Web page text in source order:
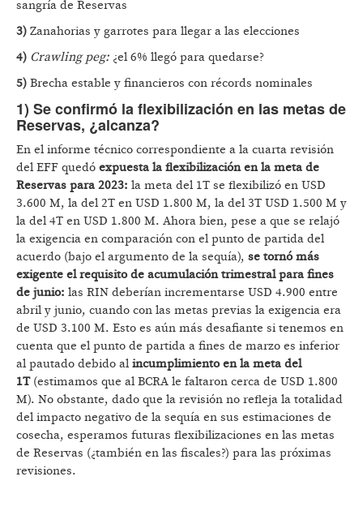
sangría de Reservas
3) Zanahorias y garrotes para llegar a las elecciones
4) Crawling peg: ¿el 6% llegó para quedarse?
5) Brecha estable y financieros con récords nominales
1) Se confirmó la flexibilización en las metas de
Reservas, ¿alcanza?
En el informe técnico correspondiente a la cuarta revisión
del EFF quedó expuesta la flexibilización en la meta de
Reservas para 2023: la meta del 1T se flexibilizó en USD
3.600 M, la del 2T en USD 1.800 M, la del 3T USD 1.500 M y
la del 4T en USD 1.800 M. Ahora bien, pese a que se relajó
la exigencia en comparación con el punto de partida del
acuerdo (bajo el argumento de la sequía), se tornó más
exigente el requisito de acumulación trimestral para fines
de junio: las RIN deberían incrementarse USD 4.900 entre
abril y junio, cuando con las metas previas la exigencia era
de USD 3.100 M. Esto es aún más desafiante si tenemos en
cuenta que el punto de partida a fines de marzo es inferior
al pautado debido al incumplimiento en la meta del
1T(estimamos que al BCRA le faltaron cerca de USD 1.800
M). No obstante, dado que la revisión no refleja la totalidad
del impacto negativo de la sequía en sus estimaciones de
cosecha, esperamos futuras flexibilizaciones en las metas
de Reservas (¿también en las fiscales?) para las próximas
revisiones.